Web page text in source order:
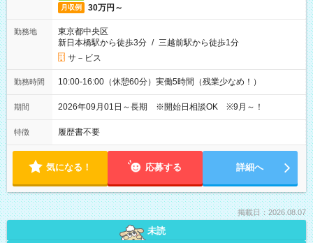
月収例 30万円～
勤務地
東京都中央区
新日本橋駅から徒歩3分 / 三越前駅から徒歩1分
サ－ビス
勤務時間 10:00-16:00（休憩60分）実働5時間（残業少なめ！）
期間 2026年09月01日～長期 ※開始日相談OK ※9月～！
特徴 履歴書不要
気になる！ 応募する 詳細へ
掲載日：2026.08.07
未読